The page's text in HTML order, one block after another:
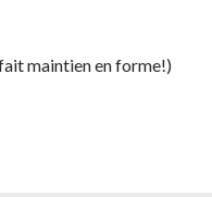
maintien en forme!)